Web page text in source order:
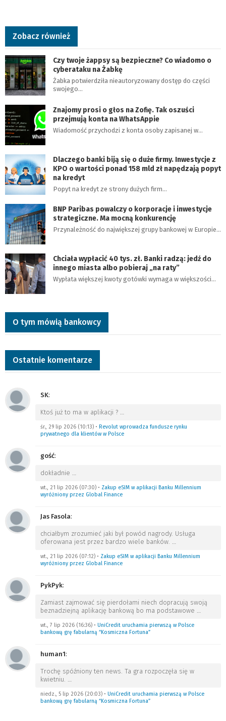
Zobacz również
Czy twoje żappsy są bezpieczne? Co wiadomo o
cyberataku na Żabkę
Żabka potwierdziła nieautoryzowany dostęp do części
swojego…
Znajomy prosi o głos na Zofię. Tak oszuści
przejmują konta na WhatsAppie
Wiadomość przychodzi z konta osoby zapisanej w…
Dlaczego banki biją się o duże firmy. Inwestycje z
KPO o wartości ponad 158 mld zł napędzają popyt
na kredyt
Popyt na kredyt ze strony dużych firm…
BNP Paribas powalczy o korporacje i inwestycje
strategiczne. Ma mocną konkurencję
Przynależność do największej grupy bankowej w Europie…
Chciała wypłacić 40 tys. zł. Banki radzą: jedź do
innego miasta albo pobieraj „na raty”
Wypłata większej kwoty gotówki wymaga w większości…
O tym mówią bankowcy
Ostatnie komentarze
SK:
Ktoś już to ma w aplikacji ? …
śr., 29 lip 2026 (10:13) • Revolut wprowadza fundusze rynku
prywatnego dla klientów w Polsce
gość:
dokładnie …
wt., 21 lip 2026 (07:30) • Zakup eSIM w aplikacji Banku Millennium
wyróżniony przez Global Finance
Jas Fasola:
chciałbym zrozumieć jaki był powód nagrody. Usługa
oferowana jest przez bardzo wiele banków. …
wt., 21 lip 2026 (07:12) • Zakup eSIM w aplikacji Banku Millennium
wyróżniony przez Global Finance
PykPyk:
Zamiast zajmować się pierdołami niech dopracują swoją
beznadziejną aplikację bankową bo ma podstawowe …
wt., 7 lip 2026 (16:36) • UniCredit uruchamia pierwszą w Polsce
bankową grę fabularną “Kosmiczna Fortuna”
human1:
Trochę spóźniony ten news. Ta gra rozpoczęła się w
kwietniu. …
niedz., 5 lip 2026 (20:03) • UniCredit uruchamia pierwszą w Polsce
bankową grę fabularną “Kosmiczna Fortuna”